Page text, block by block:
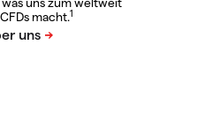
macht.1